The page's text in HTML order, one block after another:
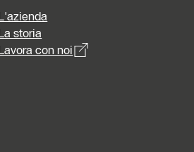
storia
con noi